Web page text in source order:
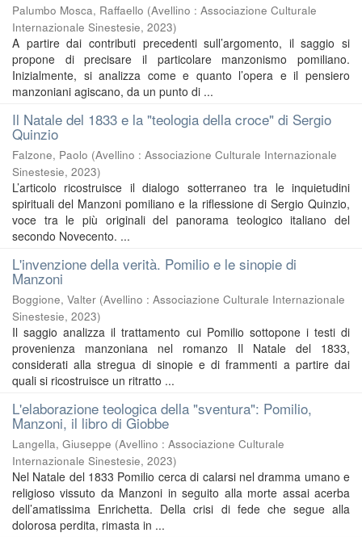
Palumbo Mosca, Raffaello (Avellino : Associazione Culturale
Internazionale Sinestesie, 2023)
A partire dai contributi precedenti sull’argomento, il saggio si
propone di precisare il particolare manzonismo pomiliano.
Inizialmente, si analizza come e quanto l’opera e il pensiero
manzoniani agiscano, da un punto di ...
Il Natale del 1833 e la "teologia della croce" di Sergio
Quinzio
Falzone, Paolo (Avellino : Associazione Culturale Internazionale
Sinestesie, 2023)
L’articolo ricostruisce il dialogo sotterraneo tra le inquietudini
spirituali del Manzoni pomiliano e la riflessione di Sergio Quinzio,
voce tra le più originali del panorama teologico italiano del
secondo Novecento. ...
L'invenzione della verità. Pomilio e le sinopie di
Manzoni
Boggione, Valter (Avellino : Associazione Culturale Internazionale
Sinestesie, 2023)
Il saggio analizza il trattamento cui Pomilio sottopone i testi di
provenienza manzoniana nel romanzo Il Natale del 1833,
considerati alla stregua di sinopie e di frammenti a partire dai
quali si ricostruisce un ritratto ...
L'elaborazione teologica della "sventura": Pomilio,
Manzoni, il libro di Giobbe
Langella, Giuseppe (Avellino : Associazione Culturale
Internazionale Sinestesie, 2023)
Nel Natale del 1833 Pomilio cerca di calarsi nel dramma umano e
religioso vissuto da Manzoni in seguito alla morte assai acerba
dell’amatissima Enrichetta. Della crisi di fede che segue alla
dolorosa perdita, rimasta in ...